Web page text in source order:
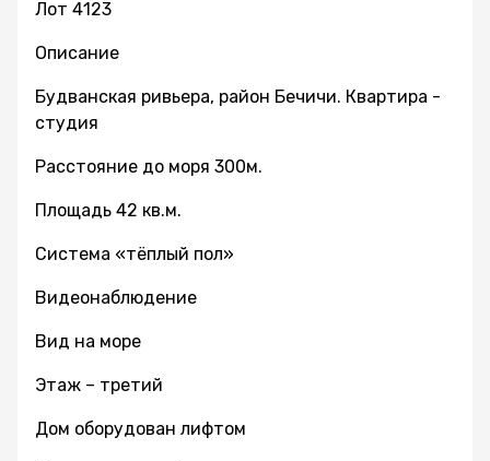
Лот 4123
Описание
Будванская ривьера, район Бечичи. Квартира -
студия
Расстояние до моря 300м.
Площадь 42 кв.м.
Система «тёплый пол»
Видеонаблюдение
Вид на море
Этаж – третий
Дом оборудован лифтом